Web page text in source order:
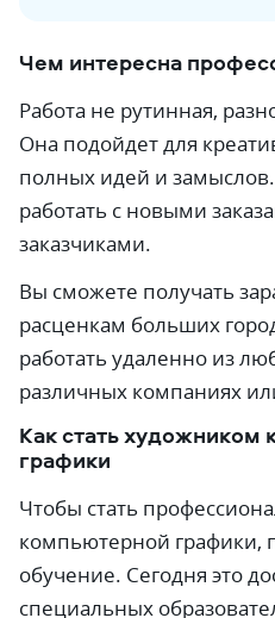
Чем интересна
Работа не рутинная,
Она подойдет для
полных идей и
работать с новыми
заказчиками.
Вы сможете получать
расценкам больших
работать удаленно из
различных компаниях
Как стать художником
графики
Чтобы стать
компьютерной графики,
обучение. Сегодня это
специальных